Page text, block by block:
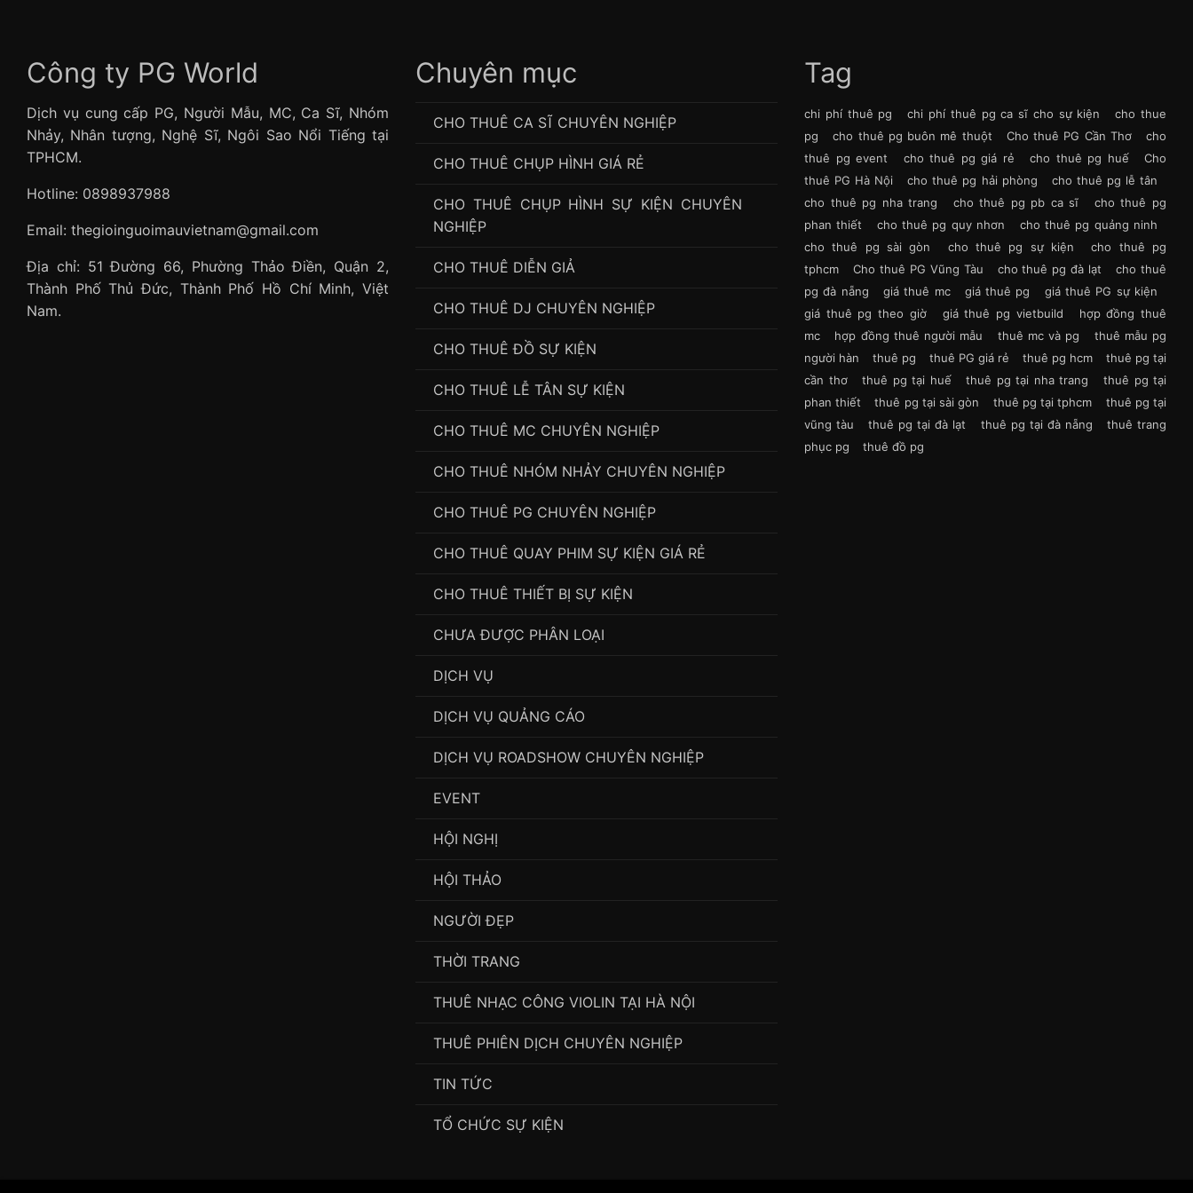
Công ty PG World
Dịch vụ cung cấp PG, Người Mẫu, MC, Ca Sĩ, Nhóm
Nhảy, Nhân tượng, Nghệ Sĩ, Ngôi Sao Nổi Tiếng tại
TPHCM.
Hotline: 0898937988
Email: thegioinguoimauvietnam@gmail.com
Địa chỉ: 51 Đường 66, Phường Thảo Điền, Quận 2,
Thành Phố Thủ Đức, Thành Phố Hồ Chí Minh, Việt
Nam.
Chuyên mục
CHO THUÊ CA SĨ CHUYÊN NGHIỆP
CHO THUÊ CHỤP HÌNH GIÁ RẺ
CHO THUÊ CHỤP HÌNH SỰ KIỆN CHUYÊN
NGHIỆP
CHO THUÊ DIỄN GIẢ
CHO THUÊ DJ CHUYÊN NGHIỆP
CHO THUÊ ĐỒ SỰ KIỆN
CHO THUÊ LỄ TÂN SỰ KIỆN
CHO THUÊ MC CHUYÊN NGHIỆP
CHO THUÊ NHÓM NHẢY CHUYÊN NGHIỆP
CHO THUÊ PG CHUYÊN NGHIỆP
CHO THUÊ QUAY PHIM SỰ KIỆN GIÁ RẺ
CHO THUÊ THIẾT BỊ SỰ KIỆN
CHƯA ĐƯỢC PHÂN LOẠI
DỊCH VỤ
DỊCH VỤ QUẢNG CÁO
DỊCH VỤ ROADSHOW CHUYÊN NGHIỆP
EVENT
HỘI NGHỊ
HỘI THẢO
NGƯỜI ĐẸP
THỜI TRANG
THUÊ NHẠC CÔNG VIOLIN TẠI HÀ NỘI
THUÊ PHIÊN DỊCH CHUYÊN NGHIỆP
TIN TỨC
TỔ CHỨC SỰ KIỆN
Tag
chi phí thuê pg chi phí thuê pg ca sĩ cho sự kiện
cho thue
pg
cho thuê pg buôn mê thuột Cho thuê PG Cần Thơ
cho
thuê pg event
cho thuê pg giá rẻ cho thuê pg huế
Cho
thuê PG Hà Nội
cho thuê pg hải phòng
cho thuê pg lễ tân
cho thuê pg nha trang
cho thuê pg pb ca sĩ
cho thuê pg
phan thiết
cho thuê pg quy nhơn
cho thuê pg quảng ninh
cho thuê pg sài gòn
cho thuê pg sự kiện
cho thuê pg
tphcm
Cho thuê PG Vũng Tàu cho thuê pg đà lạt
cho thuê
pg đà nẵng
giá thuê mc giá thuê pg
giá thuê PG sự kiện
giá thuê pg theo giờ
giá thuê pg vietbuild
hợp đồng thuê
mc
hợp đồng thuê người mẫu thuê mc và pg
thuê mẫu pg
người hàn
thuê pg thuê PG giá rẻ thuê pg hcm
thuê pg tại
cần thơ
thuê pg tại huế thuê pg tại nha trang
thuê pg tại
phan thiết
thuê pg tại sài gòn thuê pg tại tphcm
thuê pg tại
vũng tàu
thuê pg tại đà lạt thuê pg tại đà nẵng
thuê trang
phục pg
thuê đồ pg